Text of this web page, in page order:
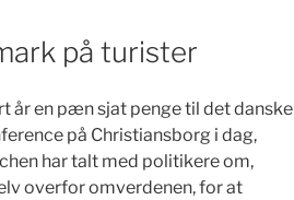
på turister
år en pæn sjat penge til det danske
på Christiansborg i dag,
har talt med politikere om,
overfor omverdenen, for at